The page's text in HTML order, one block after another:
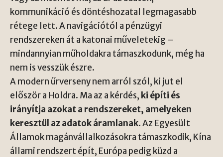
kommunikáció és döntéshozatal legmagasabb
rétege lett. A navigációtól a pénzügyi
rendszereken át a katonai műveletekig –
mindannyian műholdakra támaszkodunk, még ha
nem is vesszük észre.
A modern űrverseny nem arról szól, ki jut el
először a Holdra. Ma az a kérdés, ki építi és
irányítja azokat a rendszereket, amelyeken
keresztül az adatok áramlanak. Az Egyesült
Államok magánvállalkozásokra támaszkodik, Kína
állami rendszert épít, Európa pedig küzd a